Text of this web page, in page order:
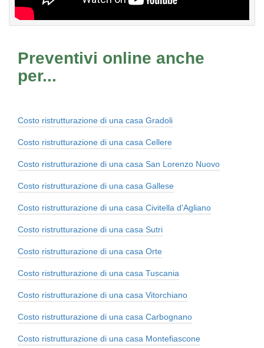
Preventivi online anche
per...
Costo ristrutturazione di una casa Gradoli
Costo ristrutturazione di una casa Cellere
Costo ristrutturazione di una casa San Lorenzo Nuovo
Costo ristrutturazione di una casa Gallese
Costo ristrutturazione di una casa Civitella d'Agliano
Costo ristrutturazione di una casa Sutri
Costo ristrutturazione di una casa Orte
Costo ristrutturazione di una casa Tuscania
Costo ristrutturazione di una casa Vitorchiano
Costo ristrutturazione di una casa Carbognano
Costo ristrutturazione di una casa Montefiascone